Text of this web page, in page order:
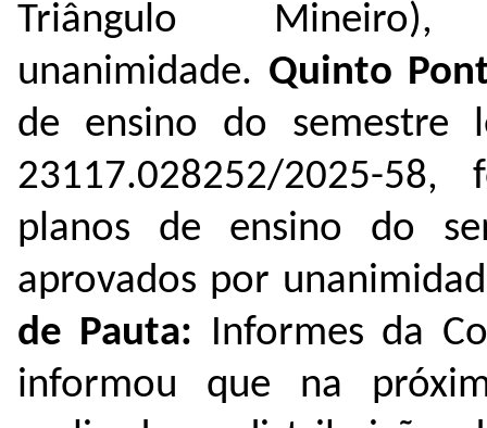
Triângulo
unanimidade. Quinto
de ensino do semestre
23117.028252/2025-58,
planos de ensino do
aprovados por
de Pauta: Informes da
informou que na